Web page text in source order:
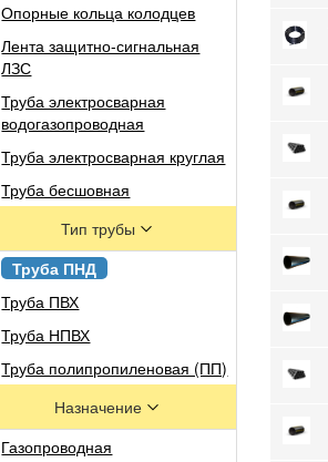
Опорные кольца колодцев
Лента защитно-сигнальная
ЛЗС
Труба электросварная
водогазопроводная
Труба электросварная круглая
Труба бесшовная
Тип трубы
Труба ПНД
Труба ПВХ
Труба НПВХ
Труба полипропиленовая (ПП)
Назначение
Газопроводная